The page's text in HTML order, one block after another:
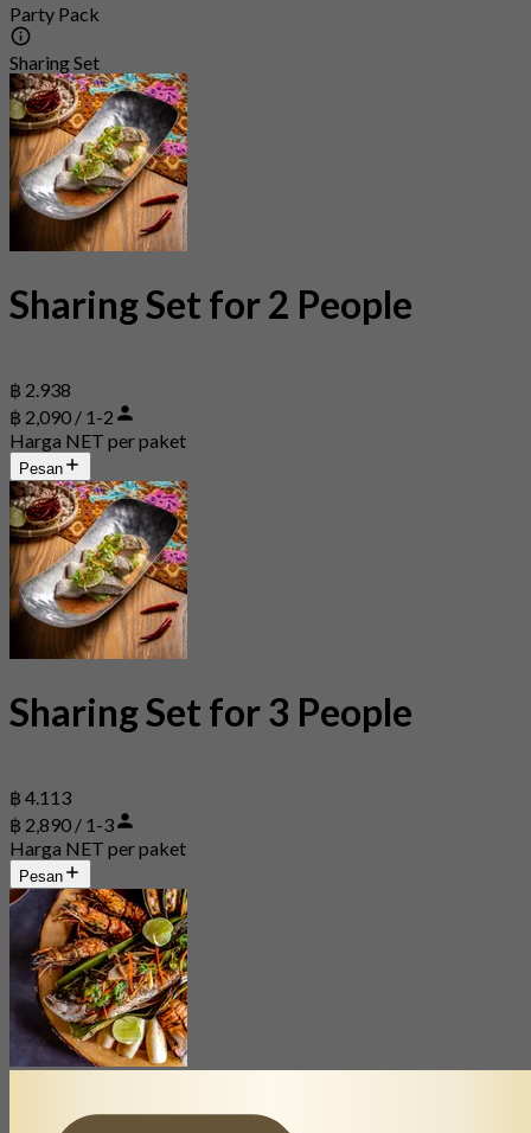
Party Pack
Sharing Set
Sharing Set for 2 People
฿ 2.938
฿ 2,090 / 1-2
Harga NET per paket
Pesan
Sharing Set for 3 People
฿ 4.113
฿ 2,890 / 1-3
Harga NET per paket
Pesan